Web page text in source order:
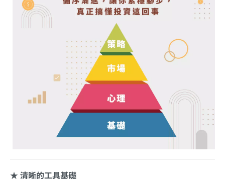
★ 清晰的工具基礎